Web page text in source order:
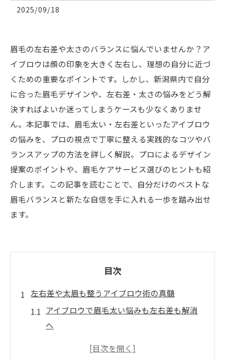
2025/09/18
眉毛の左右差や太さのバランスに悩んでいませんか？ア
イブロウは顔の印象を大きく左右し、理想の自分に近づ
くための重要なポイントです。しかし、新潟県内で自分
に合った眉毛デザインや、左右差・太さの悩みをどう解
決すればよいか迷ってしまうケースも少なくありませ
ん。本記事では、眉毛太い・左右差といったアイブロウ
の悩みを、プロの視点で丁寧に整える実践的なコツやバ
ランスアップの方法を詳しく解説。プロによるデザイン
提案のポイントや、眉毛ケアサービス選びのヒントも紹
介します。この記事を読むことで、自分だけのベストな
眉毛バランスと新たな自信を手に入れる一歩を踏み出せ
ます。
目次
左右差や太眉も整うアイブロウ術の真髄
アイブロウで眉毛太い悩みも左右差も解消
へ
眉毛のバランス整えるための基本アイブロ